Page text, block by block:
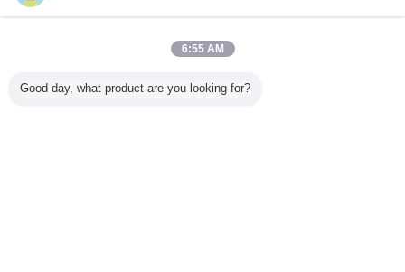
6:55 AM
Good day, what product are you looking for?